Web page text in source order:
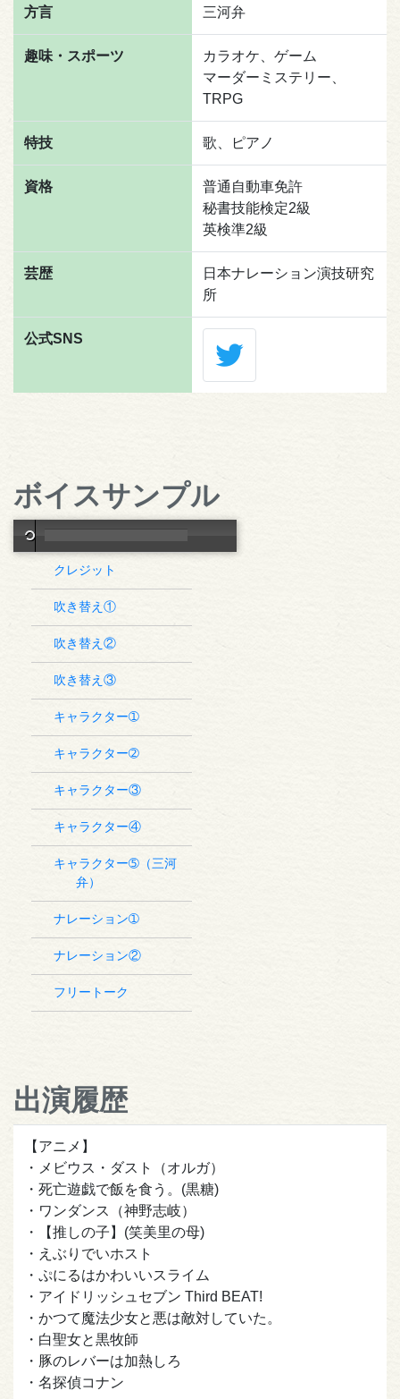
方言 三河弁
趣味・スポーツ
カラオケ、ゲーム
マーダーミステリー、
TRPG
特技 歌、ピアノ
資格
普通自動車免許
秘書技能検定2級
英検準2級
芸歴
日本ナレーション演技研究
所
公式SNS
ボイスサンプル
クレジット
吹き替え①
吹き替え②
吹き替え③
キャラクター➀
キャラクター➁
キャラクター③
キャラクター④
キャラクター➄（三河
弁）
ナレーション➀
ナレーション②
フリートーク
出演履歴
【アニメ】
・メビウス・ダスト（オルガ）
・死亡遊戯で飯を食う。(黒糖)
・ワンダンス（神野志岐）
・【推しの子】(笑美里の母)
・えぶりでいホスト
・ぷにるはかわいいスライム
・アイドリッシュセブン Third BEAT!
・かつて魔法少女と悪は敵対していた。
・白聖女と黒牧師
・豚のレバーは加熱しろ
・名探偵コナン